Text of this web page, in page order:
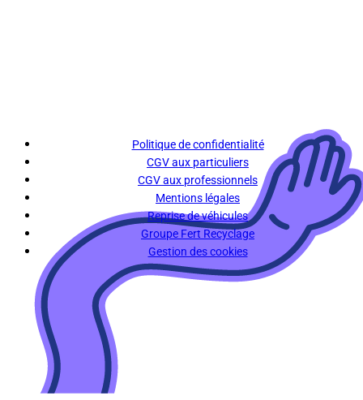
Politique de confidentialité
CGV aux particuliers
CGV aux professionnels
Mentions légales
Reprise de véhicules
Groupe Fert Recyclage
Gestion des cookies